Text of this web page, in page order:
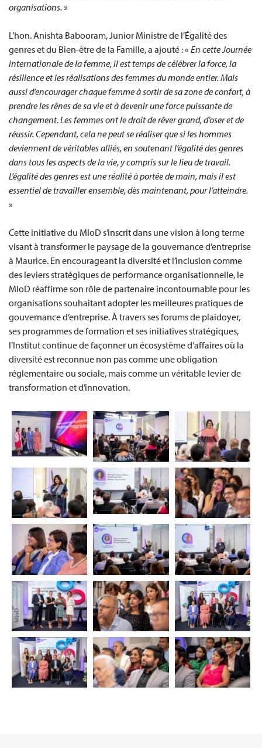
organisations. »
L’hon. Anishta Babooram, Junior Ministre de l’Égalité des
genres et du Bien-être de la Famille, a ajouté : « En cette Journée
internationale de la femme, il est temps de célébrer la force, la
résilience et les réalisations des femmes du monde entier. Mais
aussi d’encourager chaque femme à sortir de sa zone de confort, à
prendre les rênes de sa vie et à devenir une force puissante de
changement. Les femmes ont le droit de rêver grand, d’oser et de
réussir. Cependant, cela ne peut se réaliser que si les hommes
deviennent de véritables alliés, en soutenant l’égalité des genres
dans tous les aspects de la vie, y compris sur le lieu de travail.
L’égalité des genres est une réalité à portée de main, mais il est
essentiel de travailler ensemble, dès maintenant, pour l’atteindre.
»
Cette initiative du MIoD s’inscrit dans une vision à long terme
visant à transformer le paysage de la gouvernance d’entreprise
à Maurice. En encourageant la diversité et l’inclusion comme
des leviers stratégiques de performance organisationnelle, le
MIoD réaffirme son rôle de partenaire incontournable pour les
organisations souhaitant adopter les meilleures pratiques de
gouvernance d’entreprise. À travers ses forums de plaidoyer,
ses programmes de formation et ses initiatives stratégiques,
l’Institut continue de façonner un écosystème d’affaires où la
diversité est reconnue non pas comme une obligation
réglementaire ou sociale, mais comme un véritable levier de
transformation et d’innovation.